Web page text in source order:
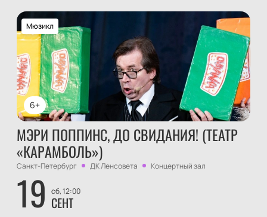
6+
Мюзикл
МЭРИ ПОППИНС, ДО СВИДАНИЯ! (ТЕАТР
«КАРАМБОЛЬ»)
Санкт-Петербург ДК Ленсовета Концертный зал
19 сб, 12:00
СЕНТ